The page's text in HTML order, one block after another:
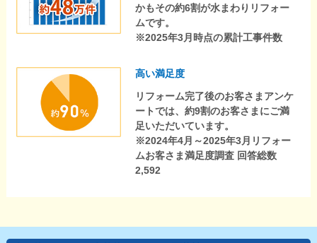
かもその約6割が水まわりリフォー
ムです。
※2025年3月時点の累計工事件数
高い満足度
リフォーム完了後のお客さまアンケ
ートでは、約9割のお客さまにご満
足いただいています。
※2024年4月～2025年3月リフォー
ムお客さま満足度調査 回答総数
2,592